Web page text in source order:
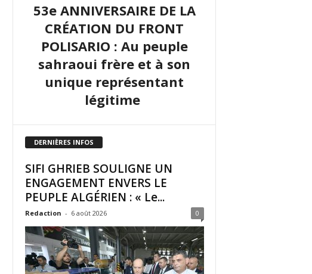
53e ANNIVERSAIRE DE LA
CRÉATION DU FRONT
POLISARIO : Au peuple
sahraoui frère et à son
unique représentant
légitime
DERNIÈRES INFOS
SIFI GHRIEB SOULIGNE UN
ENGAGEMENT ENVERS LE
PEUPLE ALGÉRIEN : « Le...
Redaction - 6 août 2026 0